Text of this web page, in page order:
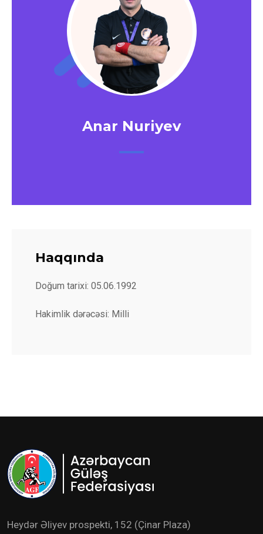
Anar Nuriyev
Haqqında
Doğum tarixi: 05.06.1992
Hakimlik dərəcəsi: Milli
Heydər Əliyev prospekti, 152 (Çinar Plaza)